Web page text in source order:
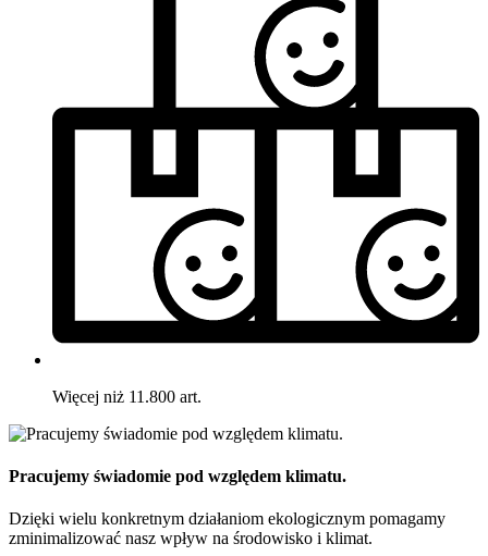
Więcej niż 11.800 art.
Pracujemy świadomie pod względem klimatu.
Dzięki wielu konkretnym działaniom ekologicznym pomagamy
zminimalizować nasz wpływ na środowisko i klimat.